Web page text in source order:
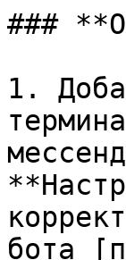
###
1.
бота